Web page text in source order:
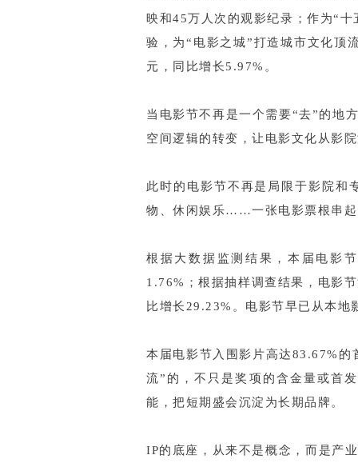
映和45万人次的观影纪录；作为“
验，为“电影之城”打造城市文化顶
元，同比增长5.97%。
当电影节不再是一个需要“去”的地
空间逻辑的转变，让电影文化从影
此时的电影节不再是局限于影院和
物、休闲娱乐……一张电影票根串起
根据大数据监测结果，本届电影
1.76%；根据抽样调查结果，电影
比增长29.23%。电影节早已从本地
本届电影节入围影片高达83.67%的
流”的，不只是奖项的含金量或首
能，把短期盛会沉淀为长期品牌。
IP的底座，从来不是概念，而是产